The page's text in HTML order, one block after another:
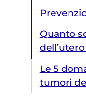
Quanto
Le 5
tumori